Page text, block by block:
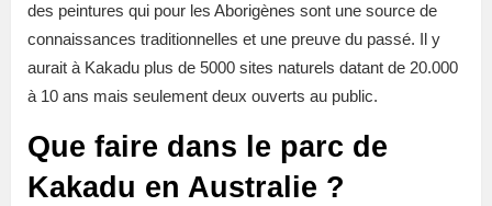
des peintures qui pour les Aborigènes sont une source de
connaissances traditionnelles et une preuve du passé. Il y
aurait à Kakadu plus de 5000 sites naturels datant de 20.000
à 10 ans mais seulement deux ouverts au public.
Que faire dans le parc de
Kakadu en Australie ?